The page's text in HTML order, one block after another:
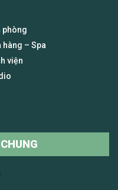
phòng
hàng – Spa
viện